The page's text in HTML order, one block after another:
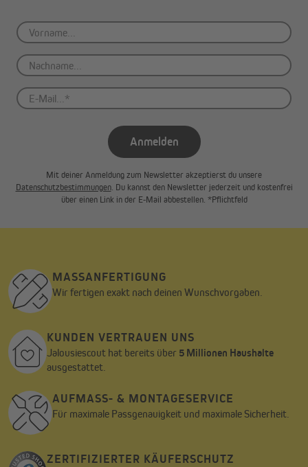
Anmelden
Mit deiner Anmeldung zum Newsletter akzeptierst du unsere
Datenschutzbestimmungen. Du kannst den Newsletter jederzeit und kostenfrei
über einen Link in der E-Mail abbestellen. *Pflichtfeld
MASSANFERTIGUNG
Wir fertigen exakt nach deinen Wunschvorgaben.
KUNDEN VERTRAUEN UNS
Jalousiescout hat bereits über 5 Millionen Haushalte
ausgestattet.
AUFMASS- & MONTAGESERVICE
Für maximale Passgenauigkeit und maximale Sicherheit.
ZERTIFIZIERTER KÄUFERSCHUTZ